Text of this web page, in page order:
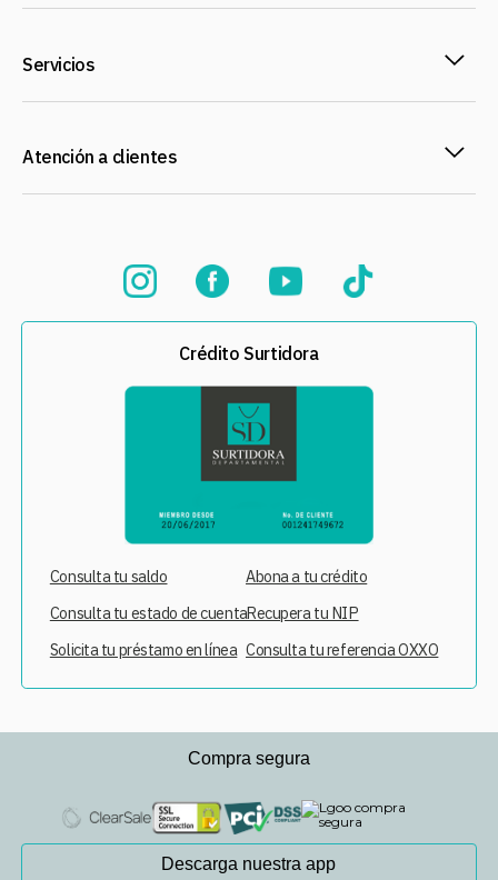
Servicios
Atención a clientes
Crédito Surtidora
Consulta tu saldo
Consulta tu estado de cuenta
Solicita tu préstamo en línea
Abona a tu crédito
Recupera tu NIP
Consulta tu referencia OXXO
Compra segura
Descarga nuestra app